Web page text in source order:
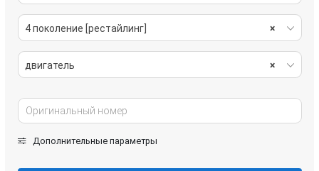
×
4 поколение [рестайлинг]
×
двигатель
Дополнительные параметры